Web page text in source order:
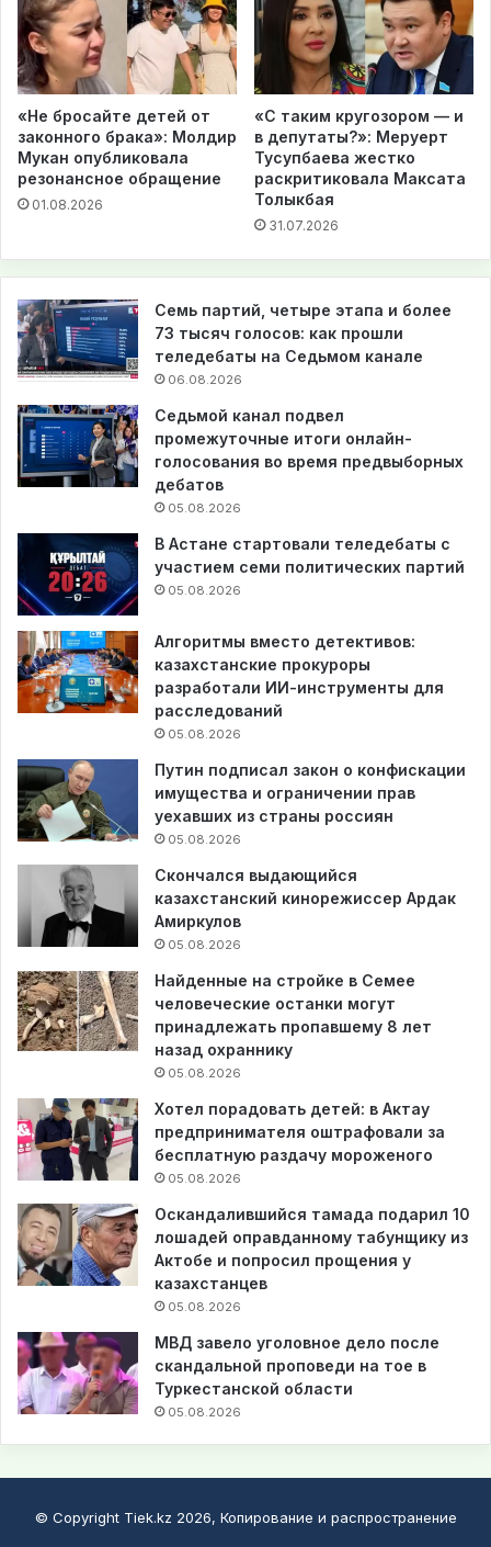
«Не бросайте детей от
законного брака»: Молдир
Мукан опубликовала
резонансное обращение
01.08.2026
«С таким кругозором — и
в депутаты?»: Меруерт
Тусупбаева жестко
раскритиковала Максата
Толыкбая
31.07.2026
Семь партий, четыре этапа и более
73 тысяч голосов: как прошли
теледебаты на Седьмом канале
06.08.2026
Седьмой канал подвел
промежуточные итоги онлайн-
голосования во время предвыборных
дебатов
05.08.2026
В Астане стартовали теледебаты с
участием семи политических партий
05.08.2026
Алгоритмы вместо детективов:
казахстанские прокуроры
разработали ИИ-инструменты для
расследований
05.08.2026
Путин подписал закон о конфискации
имущества и ограничении прав
уехавших из страны россиян
05.08.2026
Скончался выдающийся
казахстанский кинорежиссер Ардак
Амиркулов
05.08.2026
Найденные на стройке в Семее
человеческие останки могут
принадлежать пропавшему 8 лет
назад охраннику
05.08.2026
Хотел порадовать детей: в Актау
предпринимателя оштрафовали за
бесплатную раздачу мороженого
05.08.2026
Оскандалившийся тамада подарил 10
лошадей оправданному табунщику из
Актобе и попросил прощения у
казахстанцев
05.08.2026
МВД завело уголовное дело после
скандальной проповеди на тое в
Туркестанской области
05.08.2026
© Copyright Tiek.kz 2026, Копирование и распространение